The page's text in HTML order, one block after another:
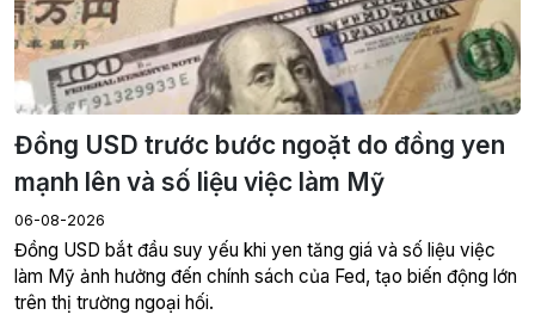
Đồng USD trước bước ngoặt do đồng yen
mạnh lên và số liệu việc làm Mỹ
06-08-2026
Đồng USD bắt đầu suy yếu khi yen tăng giá và số liệu việc
làm Mỹ ảnh hưởng đến chính sách của Fed, tạo biến động lớn
trên thị trường ngoại hối.